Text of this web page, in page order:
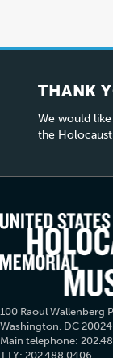
THANK
We would
the
100 Raoul Wallenberg
Washington, DC
Main telephone:
TTY: 202.488.0406